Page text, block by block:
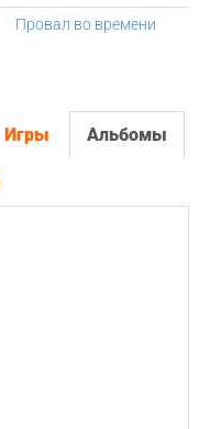
Провал во времени
Игры Альбомы